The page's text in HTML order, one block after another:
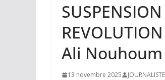
Ali Nouhoum
13 novembre 2025 JOURNALISTE